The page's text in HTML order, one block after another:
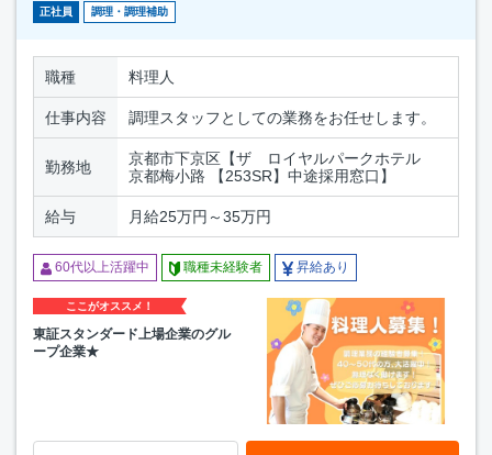
正社員 調理・調理補助
職種 料理人
仕事内容 調理スタッフとしての業務をお任せします。
勤務地
京都市下京区【ザ ロイヤルパークホテル
京都梅小路 【253SR】中途採用窓口】
給与 月給25万円～35万円
60代以上活躍中 職種未経験者 昇給あり
ここがオススメ！
東証スタンダード上場企業のグル
ープ企業★